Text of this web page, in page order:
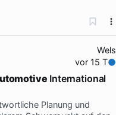
Wels
vor 15 T
International
Planung und